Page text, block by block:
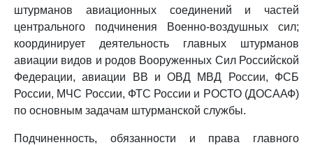
штурманов авиационных соединений и частей
центрального подчинения Военно-воздушных сил;
координирует деятельность главных штурманов
авиации видов и родов Вооруженных Сил Российской
Федерации, авиации ВВ и ОВД МВД России, ФСБ
России, МЧС России, ФТС России и РОСТО (ДОСААФ)
по основным задачам штурманской службы.
Подчиненность, обязанности и права главного